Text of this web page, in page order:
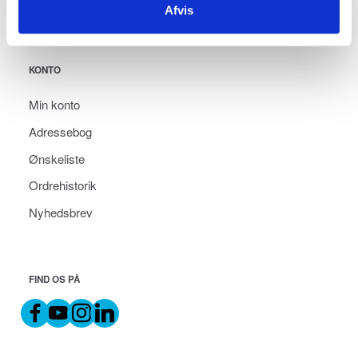
Afvis
KONTO
Min konto
Adressebog
Ønskeliste
Ordrehistorik
Nyhedsbrev
FIND OS PÅ